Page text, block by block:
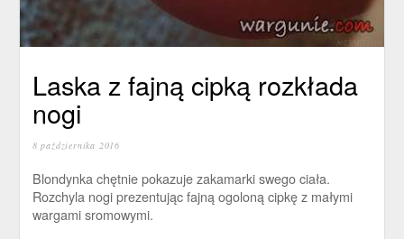
Laska z fajną cipką rozkłada
nogi
8 października 2016
Blondynka chętnie pokazuje zakamarki swego ciała.
Rozchyla nogi prezentując fajną ogoloną cipkę z małymi
wargami sromowymi.